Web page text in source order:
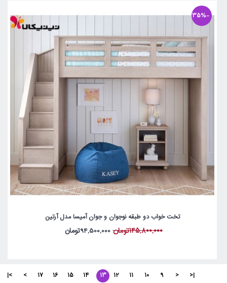
-35%
تخت خواب دو طبقه نوجوان و جوان آمیسا مدل آرتین
145,800,000تومان 94,500,000تومان
|<
<
9
10
11
12
13
14
15
16
17
>
>|